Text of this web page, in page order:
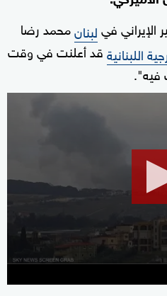
فيلبنانمحمد رضا
اللبنانيةقد أعلنت في وقت
seconds